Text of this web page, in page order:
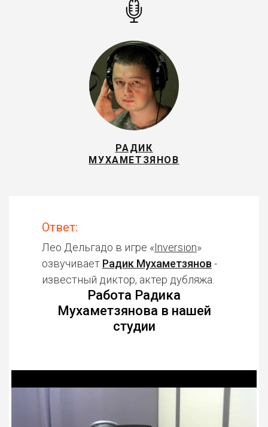
РАДИК
МУХАМЕТЗЯНОВ
Ответ:
Лео Дельгадо в игре «Inversion»
озвучивает Радик Мухаметзянов -
известный диктор, актер дубляжа.
Работа Радика
Мухаметзянова в нашей
студии